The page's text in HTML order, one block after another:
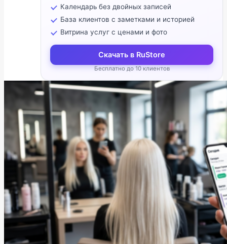
Календарь без двойных записей
База клиентов с заметками и историей
Витрина услуг с ценами и фото
Скачать в RuStore
Бесплатно до 10 клиентов